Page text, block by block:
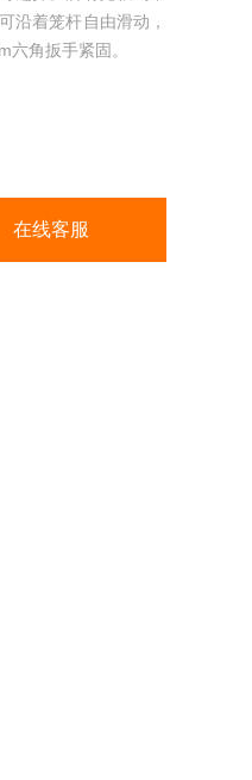
着笼杆自由滑动，
扳手紧固。
在线客服